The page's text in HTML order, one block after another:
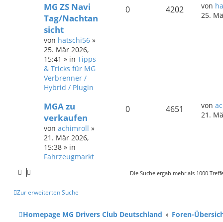
MG ZS Navi
Tag/Nachtan
sicht
von hatschi56 »
25. Mär 2026,
15:41 » in Tipps
& Tricks für MG
Verbrenner /
Hybrid / Plugin
0 4202 von
25.
MGA zu
verkaufen
von achimroll »
21. Mär 2026,
15:38 » in
Fahrzeugmarkt
0 4651 von
21.
Die Suche ergab mehr als 1000
Zur erweiterten Suche
Homepage MG Drivers Club Deutschland Foren-